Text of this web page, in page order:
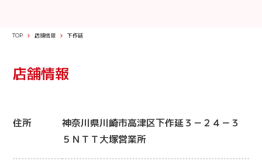
TOP 店舗情報 下作延
店舗情報
住所
神奈川県川崎市高津区下作延３－２４－３
５ＮＴＴ大塚営業所